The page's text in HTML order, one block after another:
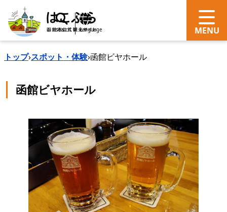
search Language
トップ›スポット・体験›函館ビヤホール
函館ビヤホール